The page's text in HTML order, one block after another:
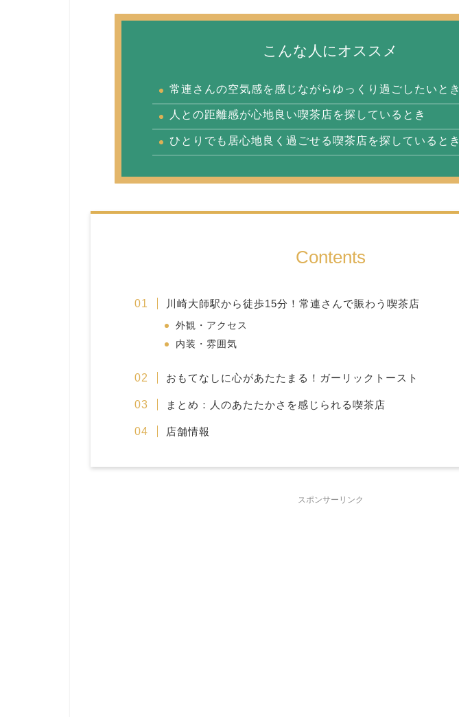
こんな人にオススメ
常連さんの空気感を感じながらゆっくり過ごしたいとき
人との距離感が心地良い喫茶店を探しているとき
ひとりでも居心地良く過ごせる喫茶店を探しているとき
Contents
川崎大師駅から徒歩15分！常連さんで賑わう喫茶店
外観・アクセス
内装・雰囲気
おもてなしに心があたたまる！ガーリックトースト
まとめ：人のあたたかさを感じられる喫茶店
店舗情報
スポンサーリンク